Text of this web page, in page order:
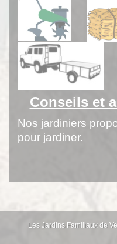
Conseils et
Nos jardiniers
pour jardiner.
Les Jardins Familiaux de